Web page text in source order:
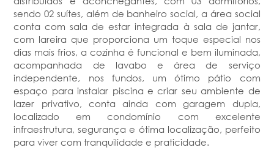
sendo 02 suítes, além de banheiro social, a área social
conta com sala de estar integrada à sala de jantar,
com lareira que proporciona um toque especial nos
dias mais frios, a cozinha é funcional e bem iluminada,
acompanhada de lavabo e área de serviço
independente, nos fundos, um ótimo pátio com
espaço para instalar piscina e criar seu ambiente de
lazer privativo, conta ainda com garagem dupla,
localizado em condomínio com excelente
infraestrutura, segurança e ótima localização, perfeito
para viver com tranquilidade e praticidade.